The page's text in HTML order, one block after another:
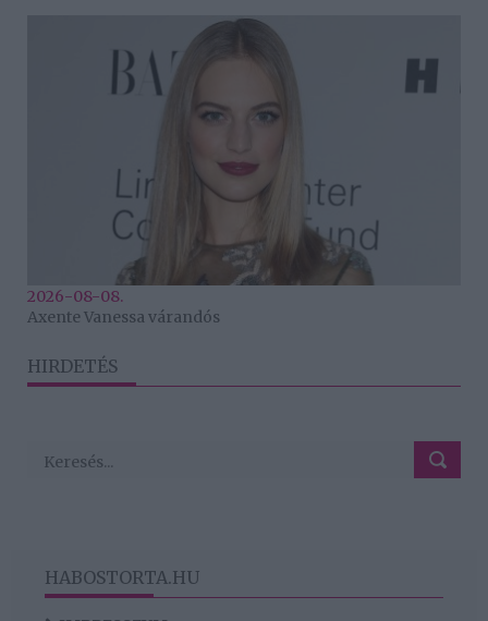
2026-08-08.
Axente Vanessa várandós
HIRDETÉS
HABOSTORTA.HU